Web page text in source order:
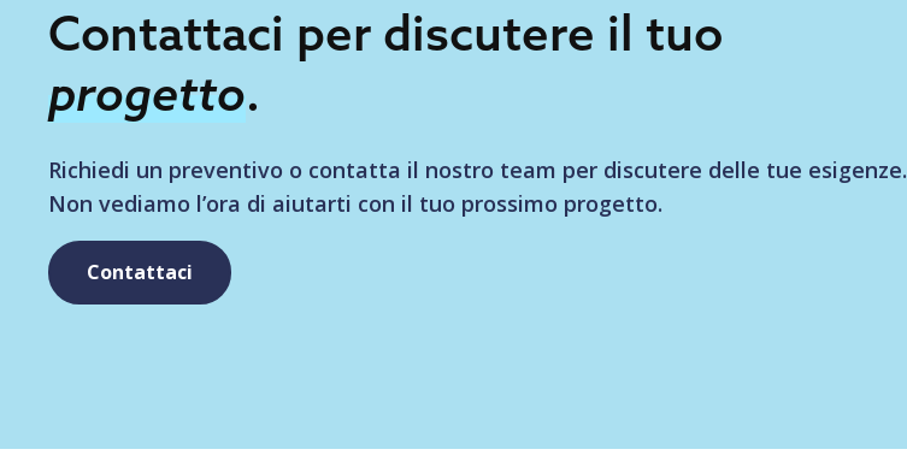
Contattaci per discutere il tuo
progetto.
Richiedi un preventivo o contatta il nostro team per discutere delle tue esigenze.
Non vediamo l’ora di aiutarti con il tuo prossimo progetto.
Contattaci